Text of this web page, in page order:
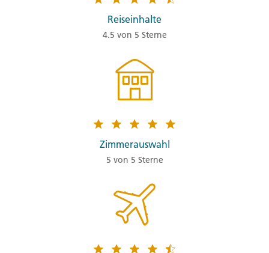
Reiseinhalte
4.5 von 5 Sterne
Zimmerauswahl
5 von 5 Sterne